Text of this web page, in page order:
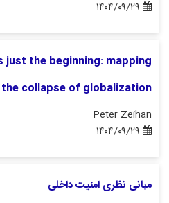
just the beginning: mapping
the collapse of globalization
Peter Zeihan
مبانی نظری امنیت داخلی